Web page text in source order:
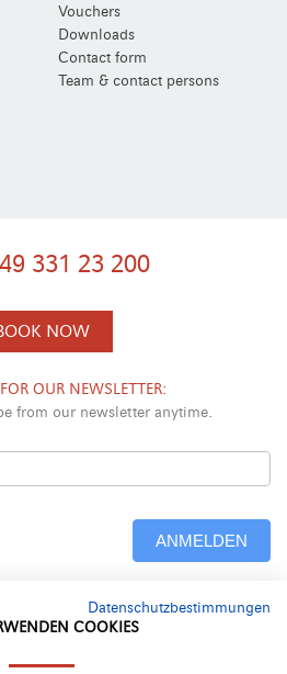
Vouchers
Downloads
Contact form
Team & contact persons
331 23 200
NOW
OUR NEWSLETTER:
from our newsletter anytime.
ANMELDEN
Datenschutzbestimmungen
COOKIES